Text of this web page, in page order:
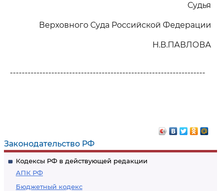
Законодательство РФ
Кодексы РФ в действующей редакции
АПК РФ
Бюджетный кодекс
Судья
Верховного Суда Российской Федерации
Н.В.ПАВЛОВА
------------------------------------------------------------------